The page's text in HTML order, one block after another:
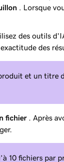
. Lorsque
des outils
des
et un titre
fichier . Après
10 fichiers par